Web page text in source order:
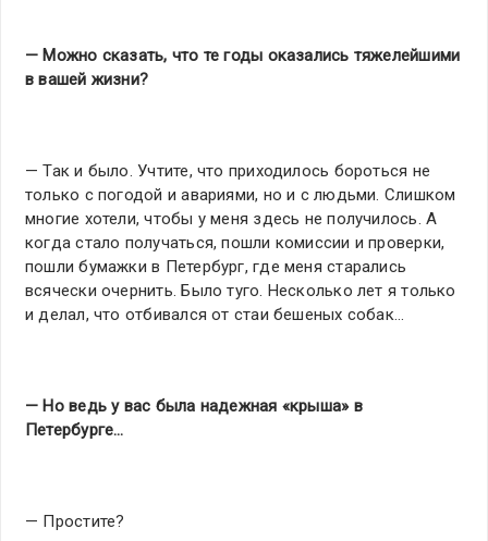
— Можно сказать, что те годы оказались тяжелейшими
в вашей жизни?
— Так и было. Учтите, что приходилось бороться не
только с погодой и авариями, но и с людьми. Слишком
многие хотели, чтобы у меня здесь не получилось. А
когда стало получаться, пошли комиссии и проверки,
пошли бумажки в Петербург, где меня старались
всячески очернить. Было туго. Несколько лет я только
и делал, что отбивался от стаи бешеных собак…
— Но ведь у вас была надежная «крыша» в
Петербурге…
— Простите?